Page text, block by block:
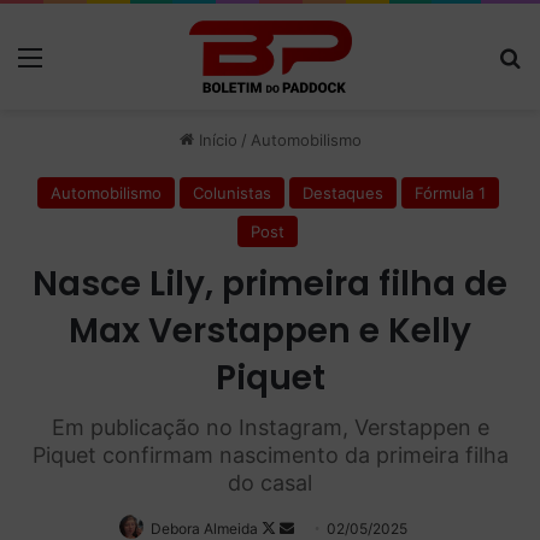
Início / Automobilismo
Automobilismo Colunistas Destaques
Fórmula 1
Post
Nasce Lily, primeira filha de
Max Verstappen e Kelly
Piquet
Em publicação no Instagram, Verstappen e
Piquet confirmam nascimento da primeira filha
do casal
Debora Almeida
Follow
Mande02/05/2025